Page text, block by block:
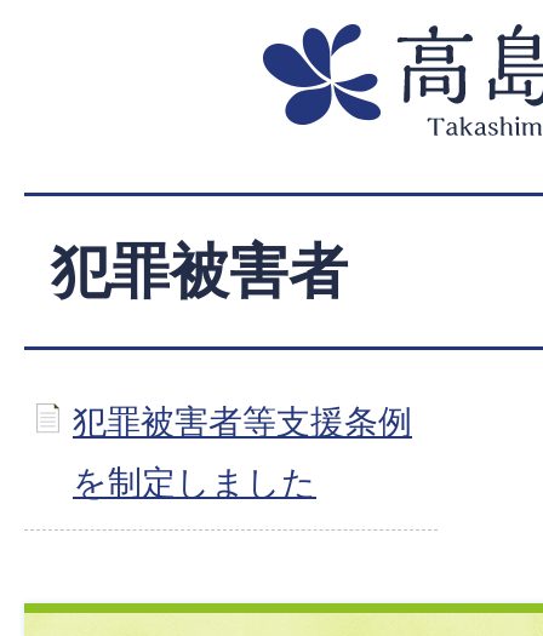
犯罪被害者
犯罪被害者等支援条例
を制定しました